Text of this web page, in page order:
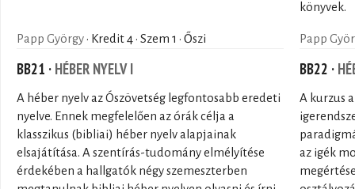
könyvek.
Papp György· Kredit 4 · Szem 1 · Őszi
BB21 · HÉBER NYELV I
A héber nyelv az Ószövetség legfontosabb eredeti
nyelve. Ennek megfelelően az órák célja a
klasszikus (bibliai) héber nyelv alapjainak
elsajátítása. A szentírás-tudomány elmélyítése
érdekében a hallgatók négy szemeszterben
Papp
BB22 ·
A kurzus
az igék